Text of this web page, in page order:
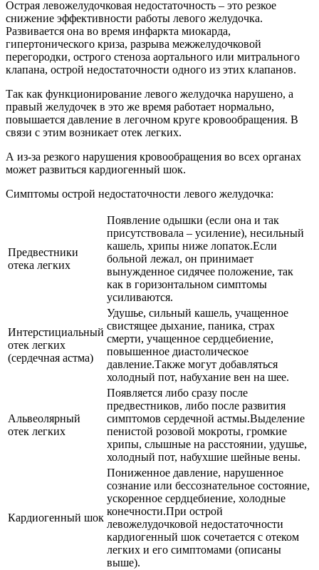
Острая левожелудочковая недостаточность – это резкое
снижение эффективности работы левого желудочка.
Развивается она во время инфаркта миокарда,
гипертонического криза, разрыва межжелудочковой
перегородки, острого стеноза аортального или митрального
клапана, острой недостаточности одного из этих клапанов.
Так как функционирование левого желудочка нарушено, а
правый желудочек в это же время работает нормально,
повышается давление в легочном круге кровообращения. В
связи с этим возникает отек легких.
А из-за резкого нарушения кровообращения во всех органах
может развиться кардиогенный шок.
Симптомы острой недостаточности левого желудочка:
Предвестники
отека легких
Появление одышки (если она и так
присутствовала – усиление), несильный
кашель, хрипы ниже лопаток.Если
больной лежал, он принимает
вынужденное сидячее положение, так
как в горизонтальном симптомы
усиливаются.
Интерстициальный
отек легких
(сердечная астма)
Удушье, сильный кашель, учащенное
свистящее дыхание, паника, страх
смерти, учащенное сердцебиение,
повышенное диастолическое
давление.Также могут добавляться
холодный пот, набухание вен на шее.
Альвеолярный
отек легких
Появляется либо сразу после
предвестников, либо после развития
симптомов сердечной астмы.Выделение
пенистой розовой мокроты, громкие
хрипы, слышные на расстоянии, удушье,
холодный пот, набухшие шейные вены.
Кардиогенный шок
Пониженное давление, нарушенное
сознание или бессознательное состояние,
ускоренное сердцебиение, холодные
конечности.При острой
левожелудочковой недостаточности
кардиогенный шок сочетается с отеком
легких и его симптомами (описаны
выше).